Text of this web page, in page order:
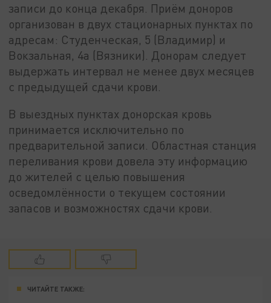
записи до конца декабря. Приём доноров
организован в двух стационарных пунктах по
адресам: Студенческая, 5 (Владимир) и
Вокзальная, 4а (Вязники). Донорам следует
выдержать интервал не менее двух месяцев
с предыдущей сдачи крови.
В выездных пунктах донорская кровь
принимается исключительно по
предварительной записи. Областная станция
переливания крови довела эту информацию
до жителей с целью повышения
осведомлённости о текущем состоянии
запасов и возможностях сдачи крови.
ЧИТАЙТЕ ТАКЖЕ: